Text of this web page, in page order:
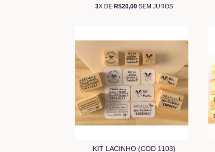
3X DE R$20,00 SEM JUROS
KIT LACINHO (COD 1103)